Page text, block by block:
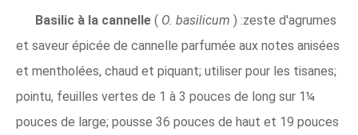
Basilic à la cannelle ( O. basilicum ) :zeste d'agrumes
et saveur épicée de cannelle parfumée aux notes anisées
et mentholées, chaud et piquant; utiliser pour les tisanes;
pointu, feuilles vertes de 1 à 3 pouces de long sur 1¼
pouces de large; pousse 36 pouces de haut et 19 pouces